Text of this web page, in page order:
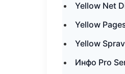
Yellow Net
Yellow
Yellow
Инфо Pro